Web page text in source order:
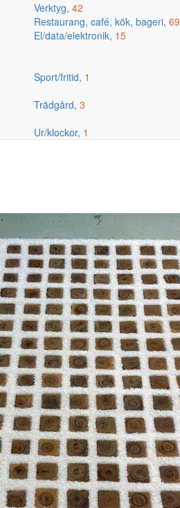
Verktyg, 42
Restaurang, café, kök, bageri, 69
El/data/elektronik, 15
Sport/fritid, 1
Trädgård, 3
Ur/klockor, 1